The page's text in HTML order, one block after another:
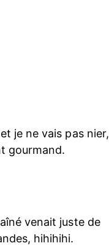
je ne vais pas nier,
gourmand.
venait juste de
hihihihi.